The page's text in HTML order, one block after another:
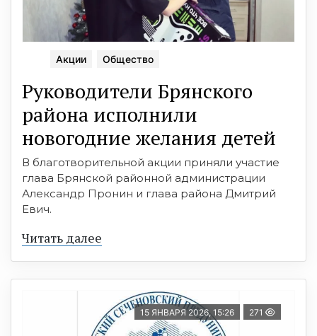
Акции Общество
Руководители Брянского
района исполнили
новогодние желания детей
В благотворительной акции приняли участие
глава Брянской районной администрации
Александр Пронин и глава района Дмитрий
Евич.
Читать далее
15 ЯНВАРЯ 2026, 15:26 271